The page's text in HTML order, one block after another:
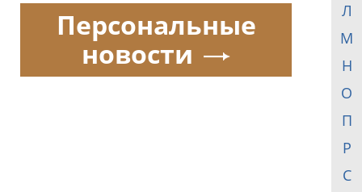
Л
М
Н
О
П
Р
С
Персональные
новости